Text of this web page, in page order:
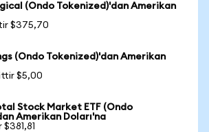
(Ondo Tokenized)'dan Amerikan
$375,70
(Ondo Tokenized)'dan Amerikan
$5,00
Stock Market ETF (Ondo
Amerikan Doları'na